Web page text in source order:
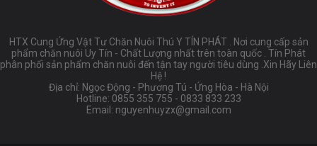
HTX Cung Ứng Vật Tư Chăn Nuôi Thú Y TÍN PHÁT . Nơi cung cấp sản
phẩm chăn nuôi Uy Tín - Chất Lượng nhất trên toàn quốc . Tín Phát
phân phối sản phẩm chăn nuôi đến tận tay người tiêu dùng .Xin Hãy Liên
Hệ !
Địa chỉ: Ngọc Động - Phương Tú - Ứng Hòa - Hà Nội
Hotline: 0855 355 755 - 0833 833 233
Email: nguyenhuyzx@gmail.com